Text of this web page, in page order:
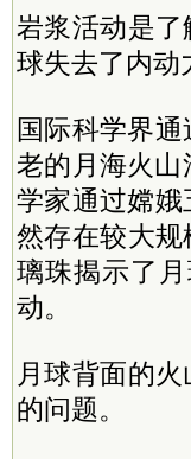
岩浆活动是
球失去了内动
国际科学界
老的月海火山
学家通过嫦
然存在较大
璃珠揭示了
动。
月球背面的
的问题。